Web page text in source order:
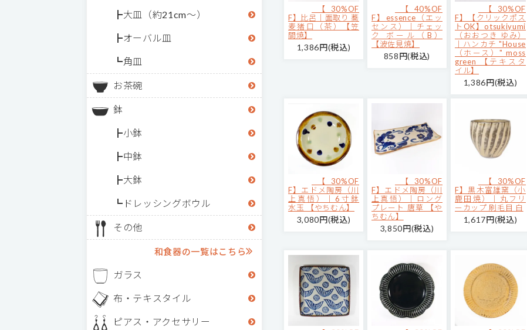
大皿（約21cm～）
オーバル皿
角皿
お茶碗
鉢
小鉢
中鉢
大鉢
ドレッシングボウル
その他
和食器の一覧はこちら
ガラス
布・テキスタイル
ピアス・アクセサリー
【30%OF
F】比呂｜面取り 蕎
麦猪口（茶）【笠
間焼】
1,386円(税込)
【40%OF
F】essence（エッ
センス）｜チェッ
ク ボール（B）
【波佐見焼】
858円(税込)
【30%OF
F】【クリックポス
トOK】otsukiyumi
（おおつき ゆみ）
｜ハンカチ "House
（ホース）" moss
green 【テキスタ
イル】
1,386円(税込)
【30%OF
F】エドメ陶房（川
上真悟）｜6寸鉢
水玉 【やちむん】
3,080円(税込)
【30%OF
F】エドメ陶房（川
上真悟）｜ロング
プレート 唐草 【や
ちむん】
3,850円(税込)
【30%OF
F】黒木富雄窯（小
鹿田焼）｜丸フリ
ーカップ 刷毛目 白
1,617円(税込)